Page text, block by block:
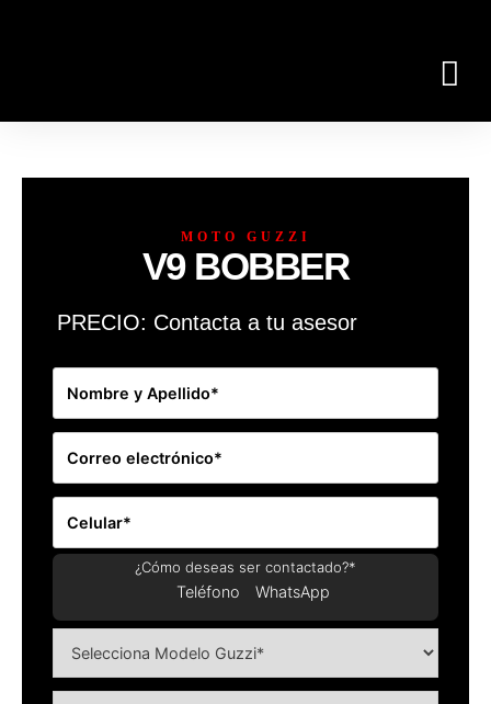
MOTO GUZZI
V9 BOBBER
PRECIO: Contacta a tu asesor
¿Cómo deseas ser contactado?*
Teléfono WhatsApp